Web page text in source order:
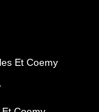
Et Coemy